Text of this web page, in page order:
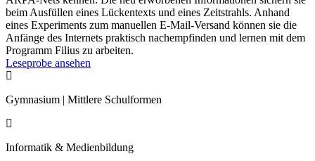
beim Ausfüllen eines Lückentexts und eines Zeitstrahls. Anhand
eines Experiments zum manuellen E-Mail-Versand können sie die
Anfänge des Internets praktisch nachempfinden und lernen mit dem
Programm Filius zu arbeiten.
Leseprobe ansehen

Gymnasium | Mittlere Schulformen

Informatik & Medienbildung